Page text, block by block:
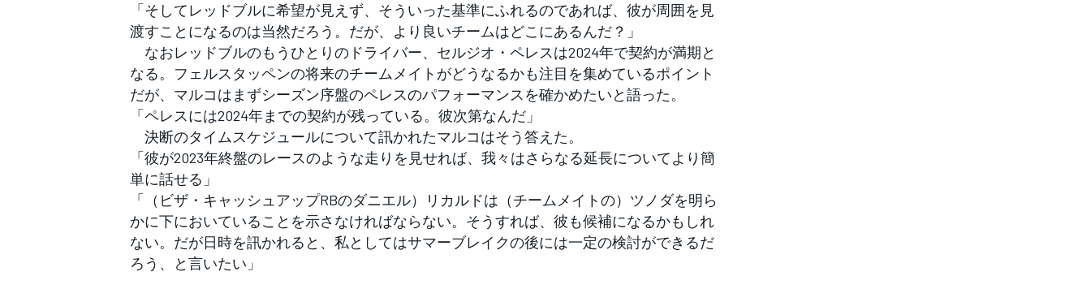
「そしてレッドブルに希望が見えず、そういった基準にふれるのであれば、彼が周囲を見
渡すことになるのは当然だろう。だが、より良いチームはどこにあるんだ？」
なおレッドブルのもうひとりのドライバー、セルジオ・ペレスは2024年で契約が満期と
なる。フェルスタッペンの将来のチームメイトがどうなるかも注目を集めているポイント
だが、マルコはまずシーズン序盤のペレスのパフォーマンスを確かめたいと語った。
「ペレスには2024年までの契約が残っている。彼次第なんだ」
決断のタイムスケジュールについて訊かれたマルコはそう答えた。
「彼が2023年終盤のレースのような走りを見せれば、我々はさらなる延長についてより簡
単に話せる」
「（ビザ・キャッシュアップRBのダニエル）リカルドは（チームメイトの）ツノダを明ら
かに下においていることを示さなければならない。そうすれば、彼も候補になるかもしれ
ない。だが日時を訊かれると、私としてはサマーブレイクの後には一定の検討ができるだ
ろう、と言いたい」